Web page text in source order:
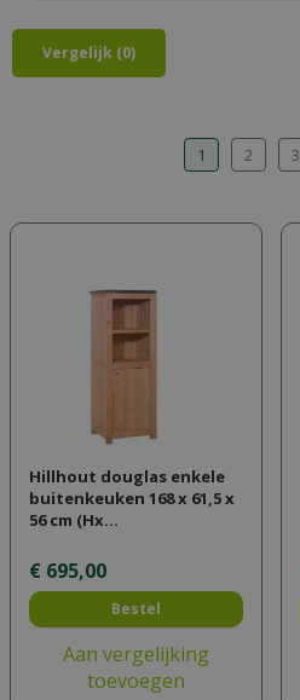
Vergelijk (0)
1 2 3
Hillhout douglas enkele
buitenkeuken 168 x 61,5 x
56 cm (Hx…
€ 695,00
Bestel
Aan vergelijking
toevoegen